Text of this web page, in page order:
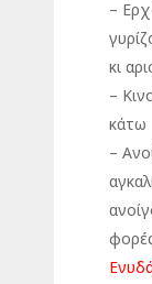
–
κι
–
κάτω
–